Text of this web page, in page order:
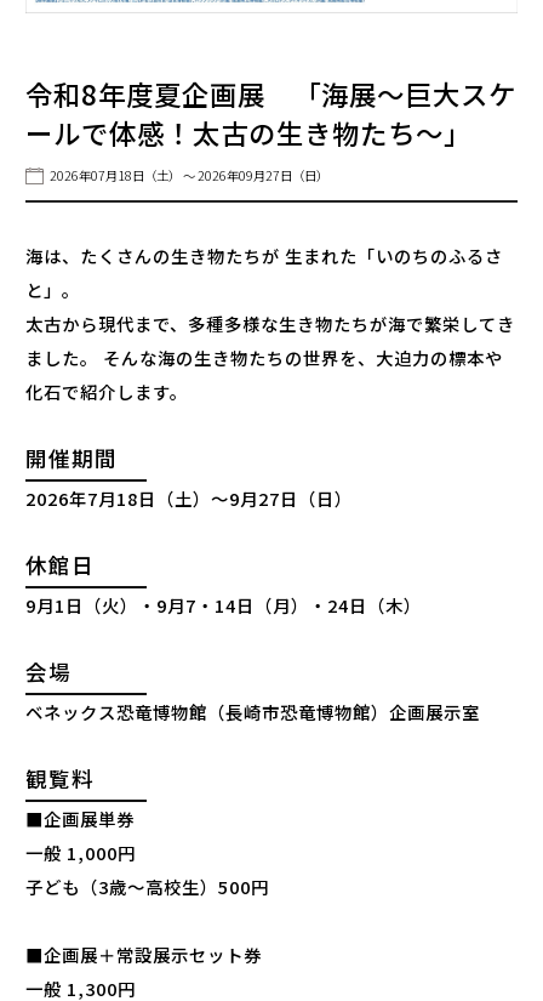
令和8年度夏企画展 「海展～巨大スケ
ールで体感！太古の生き物たち～」
2026年07月18日（土） ～ 2026年09月27日（日）
海は、たくさんの生き物たちが 生まれた「いのちのふるさ
と」。
太古から現代まで、多種多様な生き物たちが海で繁栄してき
ました。 そんな海の生き物たちの世界を、大迫力の標本や
化石で紹介します。
開催期間
2026年7月18日（土）～9月27日（日）
休館日
9月1日（火）・9月7・14日（月）・24日（木）
会場
ベネックス恐竜博物館（長崎市恐竜博物館）企画展示室
観覧料
■企画展単券
一般 1,000円
子ども（3歳～高校生）500円
■企画展＋常設展示セット券
一般 1,300円